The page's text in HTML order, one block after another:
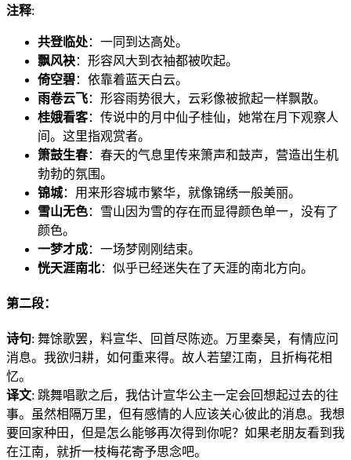
注释:
共登临处：一同到达高处。
飘风袂：形容风大到衣袖都被吹起。
倚空碧：依靠着蓝天白云。
雨卷云飞：形容雨势很大，云彩像被掀起一样飘散。
桂娥看客：传说中的月中仙子桂仙，她常在月下观察人
间。这里指观赏者。
箫鼓生春：春天的气息里传来箫声和鼓声，营造出生机
勃勃的氛围。
锦城：用来形容城市繁华，就像锦绣一般美丽。
雪山无色：雪山因为雪的存在而显得颜色单一，没有了
颜色。
一梦才成：一场梦刚刚结束。
恍天涯南北：似乎已经迷失在了天涯的南北方向。
第二段：
诗句: 舞馀歌罢，料宣华、回首尽陈迹。万里秦吴，有情应问
消息。我欲归耕，如何重来得。故人若望江南，且折梅花相
忆。
译文: 跳舞唱歌之后，我估计宣华公主一定会回想起过去的往
事。虽然相隔万里，但有感情的人应该关心彼此的消息。我想
要回家种田，但是怎么能够再次得到你呢？如果老朋友看到我
在江南，就折一枝梅花寄予思念吧。